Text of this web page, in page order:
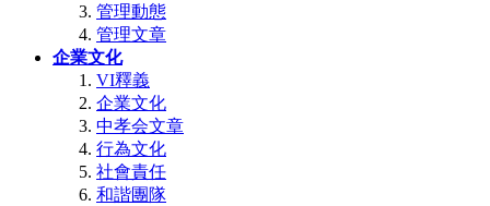
管理動態
管理文章
企業文化
VI釋義
企業文化
中孝会文章
行為文化
社會責任
和諧團隊